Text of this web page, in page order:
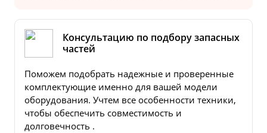
Консультацию по подбору запасных
частей
Поможем подобрать надежные и проверенные
комплектующие именно для вашей модели
оборудования. Учтем все особенности техники,
чтобы обеспечить совместимость и
долговечность .